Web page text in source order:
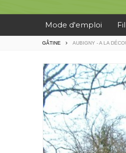
Mode d'emploi
GÂTINE AUBIGNY - A LA